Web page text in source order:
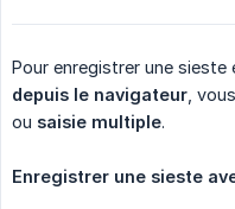
Pour enregistrer une
depuis le navigateur ,
ou saisie multiple.
Enregistrer une sieste